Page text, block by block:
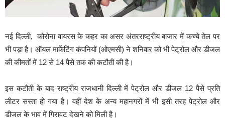
नई दिल्‍ली, कोरोना वायरस के कहर का असर अंतरराष्‍ट्रीय बाजार में कच्‍चे तेल पर
भी पड़ा है। ऑयल मार्केटिंग कंपनियों (ओएमसी) ने शनिवार को भी पेट्रोल और डीजल
की कीमतों में 12 से 14 पैसे तक की कटौती की है।
इस कटौती के बाद राष्ट्रीय राजधानी दिल्ली में पेट्रोल और डीजल 12 पैसे प्रति
लीटर सस्‍ता हो गया है। वहीं देश के अन्य महानगरों में भी इसी तरह पेट्रोल और
डीजल के भाव में गिरावट देखने को मिली है।